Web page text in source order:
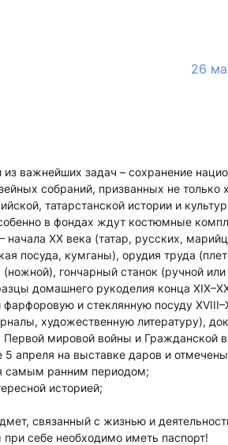
26
важнейших задач – сохранение
собраний, призванных не только
татарстанской истории и
в фондах ждут костюмные
XX века (татар, русских,
посуда, кумганы), орудия труда
гончарный станок (ручной
домашнего рукоделия конца
и стеклянную посуду
художественную литературу),
мировой войны и Гражданской
апреля на выставке даров и
самым ранним периодом;
историей;
связанный с жизнью и
себе необходимо иметь паспорт!